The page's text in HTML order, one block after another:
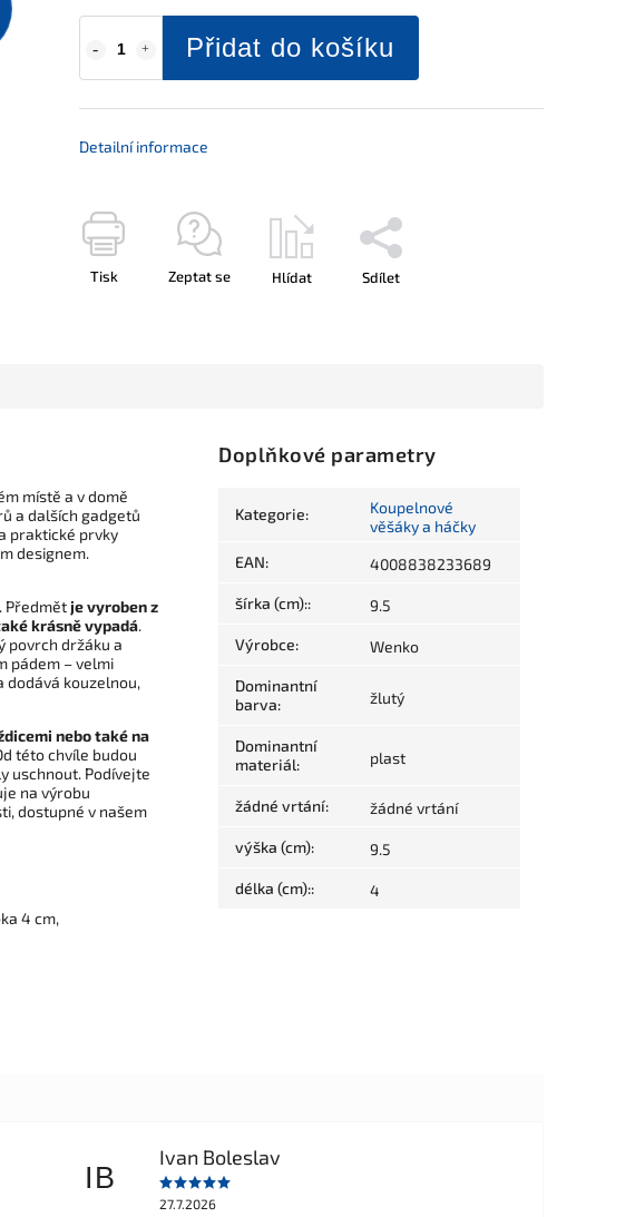
Přidat do košíku
Detailní informace
Tisk Zeptat se Hlídat Sdílet
místě a v domě
a dalších gadgetů
praktické prvky
designem.
Předmět je vyroben z
krásně vypadá.
povrch držáku a
pádem – velmi
dodává kouzelnou,
nebo také na
této chvíle budou
uschnout. Podívejte
na výrobu
dostupné v našem
4 cm,
Doplňkové parametry
Kategorie:
Koupelnové
věšáky a háčky
EAN: 4008838233689
šírka (cm):: 9.5
Výrobce: Wenko
Dominantní
barva: žlutý
Dominantní
materiál: plast
žádné vrtání: žádné vrtání
výška (cm): 9.5
délka (cm):: 4
IB
Ivan Boleslav
27.7.2026